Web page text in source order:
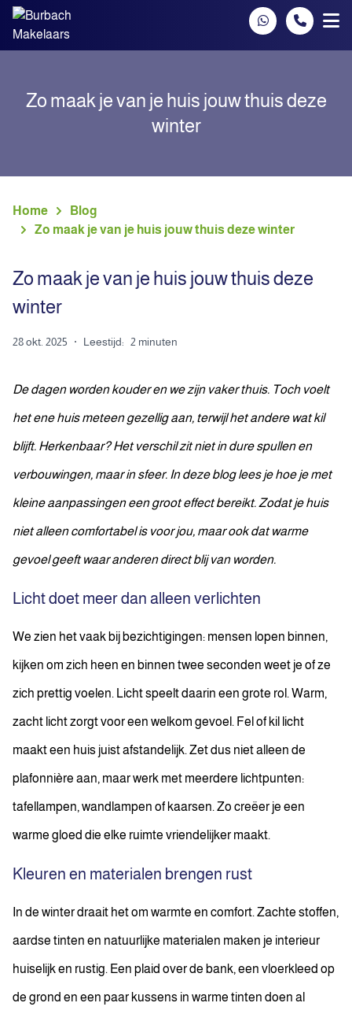
Spring naar inhoud
Zo maak je van je huis jouw thuis deze
winter
Home
Blog
Zo maak je van je huis jouw thuis deze winter
Zo maak je van je huis jouw thuis deze
winter
28 okt. 2025 · Leestijd: 2 minuten
De dagen worden kouder en we zijn vaker thuis. Toch voelt
het ene huis meteen gezellig aan, terwijl het andere wat kil
blijft. Herkenbaar? Het verschil zit niet in dure spullen en
verbouwingen, maar in sfeer. In deze blog lees je hoe je met
kleine aanpassingen een groot effect bereikt.Zodat je huis
niet alleen comfortabel is voor jou, maar ook dat warme
gevoel geeft waar anderen direct blij van worden.
Licht doet meer dan alleen verlichten
We zien het vaak bij bezichtigingen: mensen lopen binnen,
kijken om zich heen en binnen twee seconden weet je of ze
zich prettig voelen. Licht speelt daarin een grote rol. Warm,
zacht licht zorgt voor een welkom gevoel. Fel of kil licht
maakt een huis juist afstandelijk. Zet dus niet alleen de
plafonnière aan, maar werk met meerdere lichtpunten:
tafellampen, wandlampen of kaarsen. Zo creëer je een
warme gloed die elke ruimte vriendelijker maakt.
Kleuren en materialen brengen rust
In de winter draait het om warmte en comfort. Zachte stoffen,
aardse tinten en natuurlijke materialen maken je interieur
huiselijk en rustig. Een plaid over de bank, een vloerkleed op
de grond en een paar kussens in warme tinten doen al